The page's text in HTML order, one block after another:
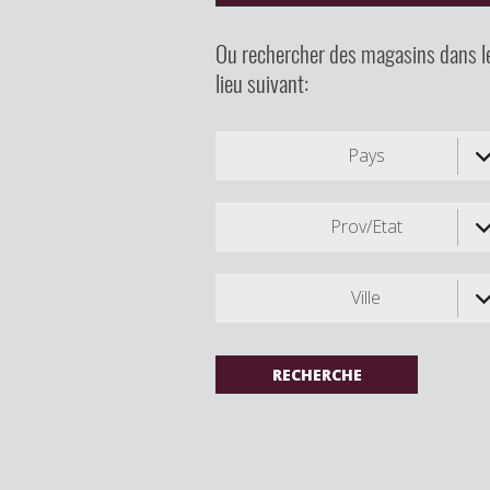
Ou rechercher des magasins dans
lieu suivant:
Pays
Prov/Etat
Ville